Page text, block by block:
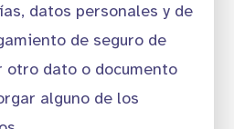
datos personales y de
de seguro de
otro dato o documento
alguno de los